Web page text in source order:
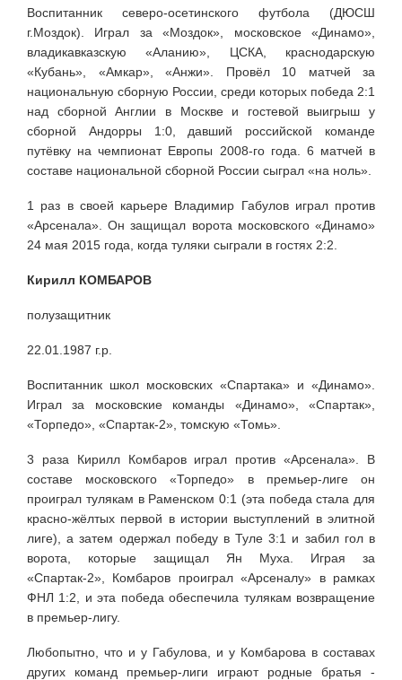
Воспитанник северо-осетинского футбола (ДЮСШ
г.Моздок). Играл за «Моздок», московское «Динамо»,
владикавказскую «Аланию», ЦСКА, краснодарскую
«Кубань», «Амкар», «Анжи». Провёл 10 матчей за
национальную сборную России, среди которых победа 2:1
над сборной Англии в Москве и гостевой выигрыш у
сборной Андорры 1:0, давший российской команде
путёвку на чемпионат Европы 2008-го года. 6 матчей в
составе национальной сборной России сыграл «на ноль».
1 раз в своей карьере Владимир Габулов играл против
«Арсенала». Он защищал ворота московского «Динамо»
24 мая 2015 года, когда туляки сыграли в гостях 2:2.
Кирилл КОМБАРОВ
полузащитник
22.01.1987 г.р.
Воспитанник школ московских «Спартака» и «Динамо».
Играл за московские команды «Динамо», «Спартак»,
«Торпедо», «Спартак-2», томскую «Томь».
3 раза Кирилл Комбаров играл против «Арсенала». В
составе московского «Торпедо» в премьер-лиге он
проиграл тулякам в Раменском 0:1 (эта победа стала для
красно-жёлтых первой в истории выступлений в элитной
лиге), а затем одержал победу в Туле 3:1 и забил гол в
ворота, которые защищал Ян Муха. Играя за
«Спартак-2», Комбаров проиграл «Арсеналу» в рамках
ФНЛ 1:2, и эта победа обеспечила тулякам возвращение
в премьер-лигу.
Любопытно, что и у Габулова, и у Комбарова в составах
других команд премьер-лиги играют родные братья -